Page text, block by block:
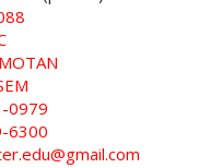
0979
6300